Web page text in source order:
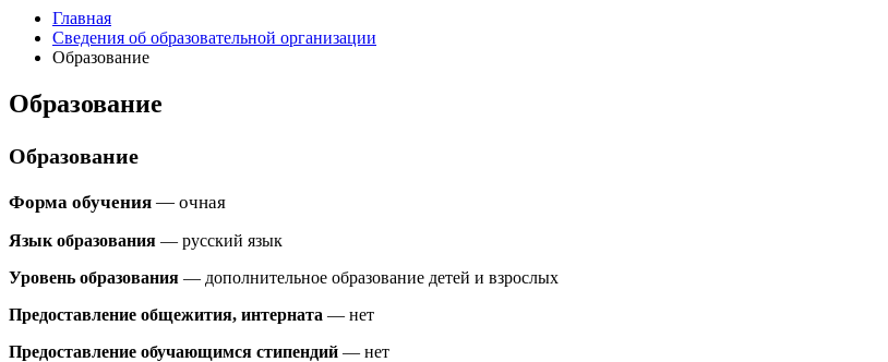
Главная
Сведения об образовательной организации
Образование
Образование
Образование
Форма обучения — очная
Язык образования — русский язык
Уровень образования — дополнительное образование детей и взрослых
Предоставление общежития, интерната — нет
Предоставление обучающимся стипендий — нет